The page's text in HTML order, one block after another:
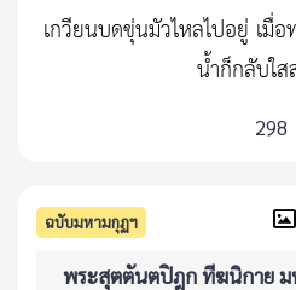
เกวียนบดขุ่นมัวไหลไปอยู่ เมื่
น้ำก็กลับใ
298
ฉบับมหามกุฏฯ
พระสุตตันตปิฎก ทีฆนิกาย ม